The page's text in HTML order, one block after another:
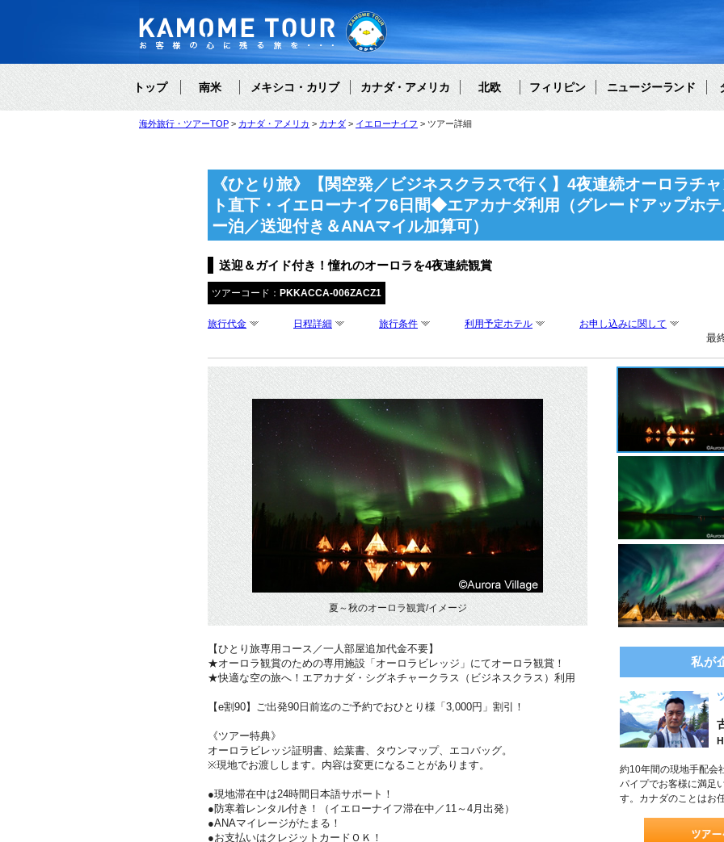
トップ 南米 メキシコ・カリブ カナダ・アメリカ 北欧 フィリピン ニュージーランド
海外旅行・ツアーTOP カナダ・アメリカ カナダ イエローナイフ ツアー詳細
《ひとり旅》【関空発／ビジネスクラスで行く】4夜連続オーロラチ
ト直下・イエローナイフ6日間◆エアカナダ利用（グレードアップホ
ー泊／送迎付き＆ANAマイル加算可）
送迎＆ガイド付き！憧れのオーロラを4夜連続観賞
ツアーコード： PKKACCA-006ZACZ1
旅行代金 日程詳細 旅行条件 利用予定ホテル お申し込みに関して
最
夏～秋のオーロラ観賞/イメージ
【ひとり旅専用コース／一人部屋追加代金不要】
★オーロラ観賞のための専用施設「オーロラビレッジ」にてオーロラ観賞！
★快適な空の旅へ！エアカナダ・シグネチャークラス（ビジネスクラス）利用
【e割90】ご出発90日前迄のご予約でおひとり様「3,000円」割引！
《ツアー特典》
オーロラビレッジ証明書、絵葉書、タウンマップ、エコバッグ。
※現地でお渡しします。内容は変更になることがあります。
●現地滞在中は24時間日本語サポート！
●防寒着レンタル付き！（イエローナイフ滞在中／11～4月出発）
●ANAマイレージがたまる！
●お支払いはクレジットカードＯＫ！
私が
約10年間の現地手配会
パイプでお客様に満足
す。カナダのことはお